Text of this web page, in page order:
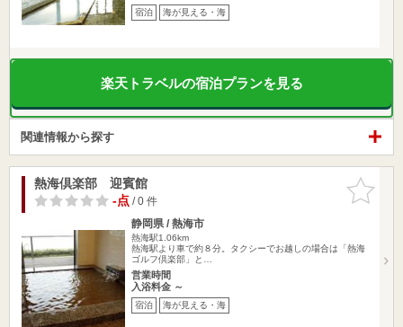
宿泊 海が見える・海
楽天トラベルの宿泊プランを見る
関連情報から探す
お気に入
りに追加
熱海倶楽部 迎賓館
-点/ 0 件
静岡県 / 熱海市
熱海駅1.06km
熱海駅より車で約８分。タクシーでお越しの場合は「熱海
ゴルフ倶楽部」と…
営業時間
入浴料金 ～
宿泊 海が見える・海